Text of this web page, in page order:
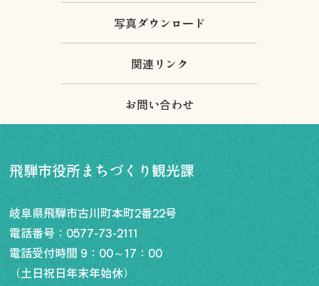
写真ダウンロード
関連リンク
お問い合わせ
飛騨市役所まちづくり観光課
岐阜県飛騨市古川町本町2番22号
電話番号： 0577-73-2111
電話受付時間 9：00～17：00
（土日祝日年末年始休）